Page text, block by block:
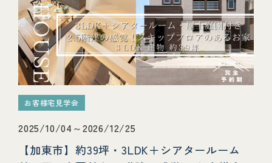
お客様宅見学会
2025/10/04～2026/12/25
【加東市】約39坪・3LDK＋シアタールーム